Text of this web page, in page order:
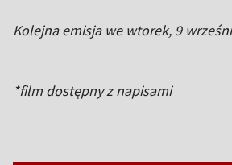
Kolejna emisja we wtorek, 9
*film dostępny z napisami